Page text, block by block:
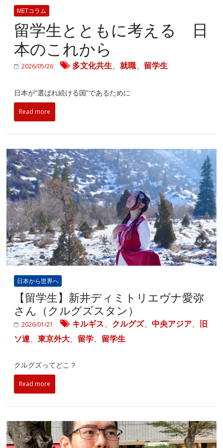
METコラム
留学生とともに考える 日
本のこれから
2026/05/26 多文化共生、就職、 留学生
日本が”選ばれ続ける国”であるために
Read more
日本から世界へ
【留学生】新井ディミトリエヴナ愛弥
さん（クルグズスタン）
2026/01/21 キルギス、 クルグズ、中央アジア、 旧
ソ連、東京外大、 留学、 留学生
クルグズってどこ？
Read more